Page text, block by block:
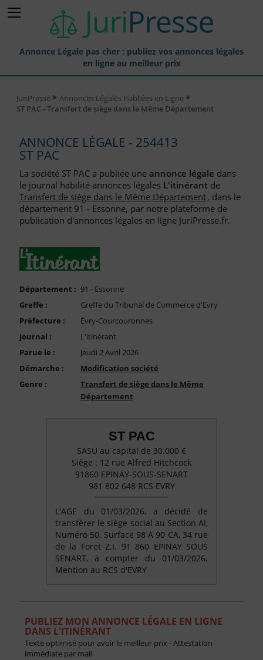
Annonce Légale pas cher : publiez vos annonces légales
en ligne au meilleur prix
Annonces Légales Publiées
Journaux Habilités (JAL) Annonces Légales
Départements pour la Publication d'Annonces Légales
Liste des Greffes
Liste des CCI
Nous Contacter
Compte PRO
JuriPresse
Annonces Légales Publiées en Ligne
ST PAC - Transfert de siège dans le Même Département
ANNONCE LÉGALE - 254413
ST PAC
La société ST PAC a publiée une annonce légale dans
le journal habilité annonces légales L'itinérantde
Transfert de siège dans le Même Département, dans le
département 91 - Essonne, par notre plateforme de
publication d'annonces légales en ligne JuriPresse.fr.
Département : 91 - Essonne
Greffe :
Greffe du Tribunal de Commerce d'Evry
Préfecture :
Évry-Courcouronnes
Journal :
L'itinérant
Parue le :
Jeudi 2 Avril 2026
Démarche :
Modification société
Genre :
Transfert de siège dans le Même
Département
ST PAC
SASU au capital de 30.000 €
Siège : 12 rue Alfred Hitchcock
91860 EPINAY-SOUS-SENART
981 802 648 RCS EVRY
L'AGE du 01/03/2026, a décidé de
transférer le siège social au Section AI,
Numéro 50, Surface 98 A 90 CA, 34 rue
de la Foret Z.I. 91 860 EPINAY SOUS
SENART, à compter du 01/03/2026.
Mention au RCS d'EVRY
PUBLIEZ MON ANNONCE LÉGALE EN LIGNE
DANS L'ITINÉRANT
Texte optimisé pour avoir le meilleur prix - Attestation
immédiate par mail